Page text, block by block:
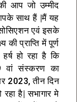
आप जो उम्मीद
साथ हैं |मैं यह
एवं इसके
प्राप्ति में पूर्ण
हो रहा है कि
वां संस्करण का
2023, तीन दिन
है| सभागार मे